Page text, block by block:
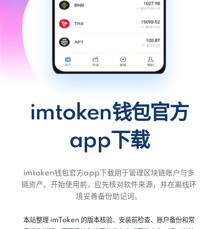
imtoken钱包官方
app下载
imtoken钱包官方app下载用于管理区块链账户与多
链资产。开始使用前，应先核对软件来源，并在离线环
境妥善备份助记词。
本站整理 imToken 的版本核验、安装前检查、账户备份和常